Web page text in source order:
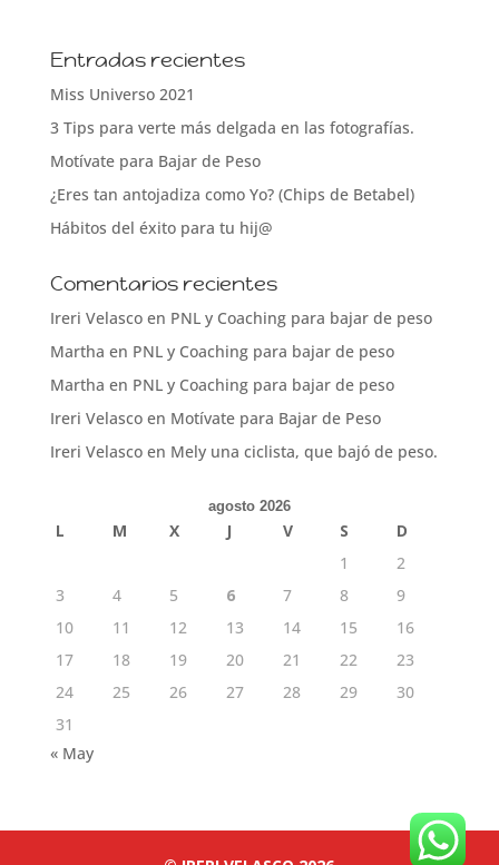
Entradas recientes
Miss Universo 2021
3 Tips para verte más delgada en las fotografías.
Motívate para Bajar de Peso
¿Eres tan antojadiza como Yo? (Chips de Betabel)
Hábitos del éxito para tu hij@
Comentarios recientes
Ireri Velascoen PNL y Coaching para bajar de peso
Martha en PNL y Coaching para bajar de peso
Martha en PNL y Coaching para bajar de peso
Ireri Velascoen Motívate para Bajar de Peso
Ireri Velascoen Mely una ciclista, que bajó de peso.
agosto 2026
L M X J V S
D
1
2
3
4 5 6 7 8
9
10
11 12 13 14 15
16
17
18 19 20 21 22
23
24
25 26 27 28 29
30
31
« May